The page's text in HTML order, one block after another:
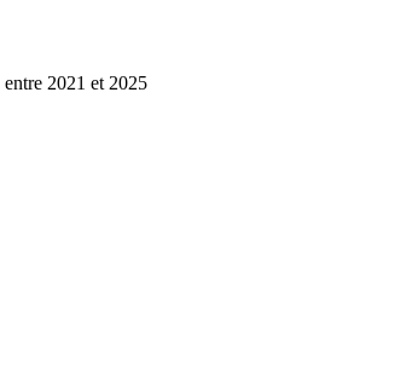
entre 2021 et 2025